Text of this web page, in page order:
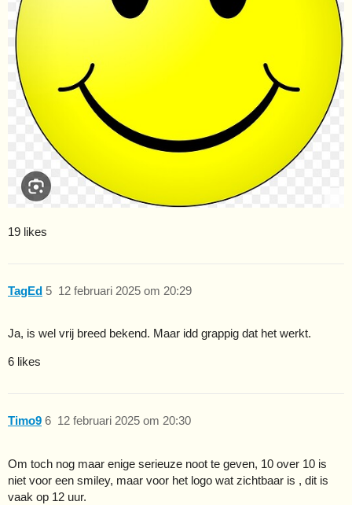
19 likes
TagEd 12 februari 2025 om 20:29
5
Ja, is wel vrij breed bekend. Maar idd grappig dat het werkt.
6 likes
Timo9 12 februari 2025 om 20:30
6
Om toch nog maar enige serieuze noot te geven, 10 over 10 is
niet voor een smiley, maar voor het logo wat zichtbaar is , dit is
vaak op 12 uur.